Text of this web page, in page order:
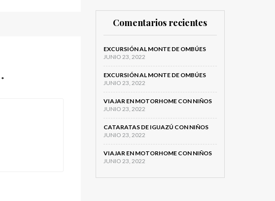
*
Comentarios recientes
EXCURSIÓN AL MONTE DE OMBÚES
JUNIO 23, 2022
EXCURSIÓN AL MONTE DE OMBÚES
JUNIO 23, 2022
VIAJAR EN MOTORHOME CON NIÑOS
JUNIO 23, 2022
CATARATAS DE IGUAZÚ CON NIÑOS
JUNIO 23, 2022
VIAJAR EN MOTORHOME CON NIÑOS
JUNIO 23, 2022